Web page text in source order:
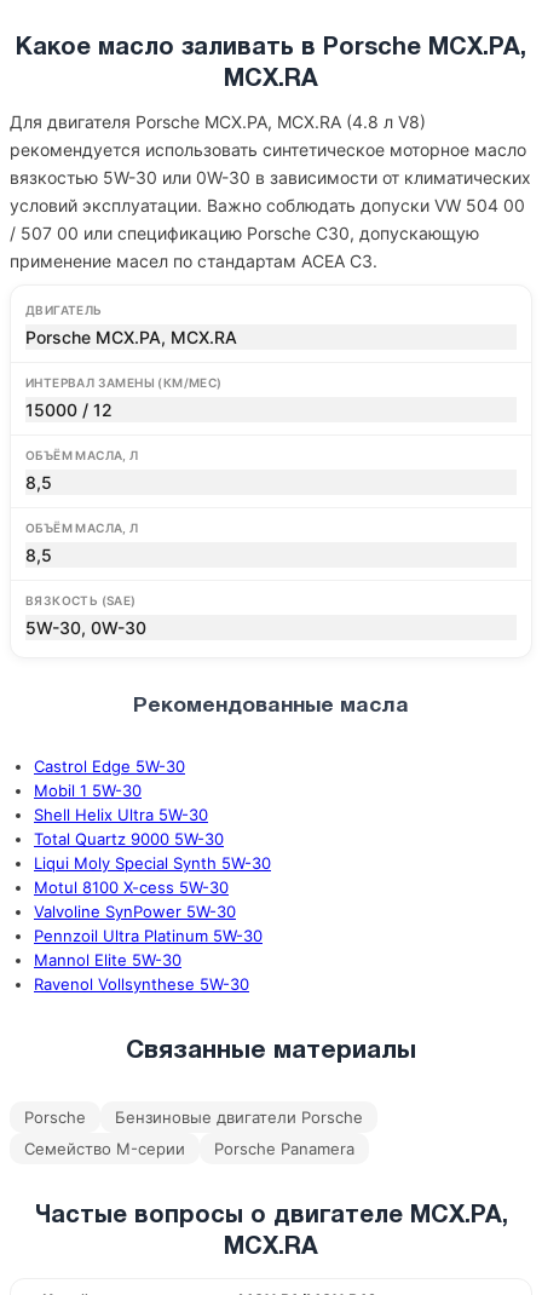
Какое масло заливать в Porsche MCX.PA,
MCX.RA
Для двигателя Porsche MCX.PA, MCX.RA (4.8 л V8)
рекомендуется использовать синтетическое моторное масло
вязкостью 5W-30 или 0W-30 в зависимости от климатических
условий эксплуатации. Важно соблюдать допуски VW 504 00
/ 507 00 или спецификацию Porsche C30, допускающую
применение масел по стандартам ACEA C3.
ДВИГАТЕЛЬ
Porsche MCX.PA, MCX.RA
ИНТЕРВАЛ ЗАМЕНЫ (КМ/МЕС)
15000 / 12
ОБЪЁМ МАСЛА, Л
8,5
ОБЪЁМ МАСЛА, Л
8,5
ВЯЗКОСТЬ (SAE)
5W-30, 0W-30
Рекомендованные масла
Castrol Edge 5W-30
Mobil 1 5W-30
Shell Helix Ultra 5W-30
Total Quartz 9000 5W-30
Liqui Moly Special Synth 5W-30
Motul 8100 X-cess 5W-30
Valvoline SynPower 5W-30
Pennzoil Ultra Platinum 5W-30
Mannol Elite 5W-30
Ravenol Vollsynthese 5W-30
Связанные материалы
Porsche
Бензиновые двигатели Porsche
Семейство M-серии
Porsche Panamera
Частые вопросы о двигателе MCX.PA,
MCX.RA